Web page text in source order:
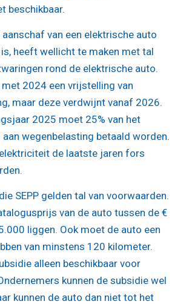
beschikbaar.
van een elektrische auto
heeft wellicht te maken met tal
rond de elektrische auto.
2024 een vrijstelling van
maar deze verdwijnt vanaf 2026.
2025 moet 25% van het
wegenbelasting betaald worden.
de laatste jaren fors
SEPP gelden tal van voorwaarden.
van de auto tussen de €
liggen. Ook moet de auto een
van minstens 120 kilometer.
alleen beschikbaar voor
kunnen de subsidie wel
kunnen de auto dan niet tot het